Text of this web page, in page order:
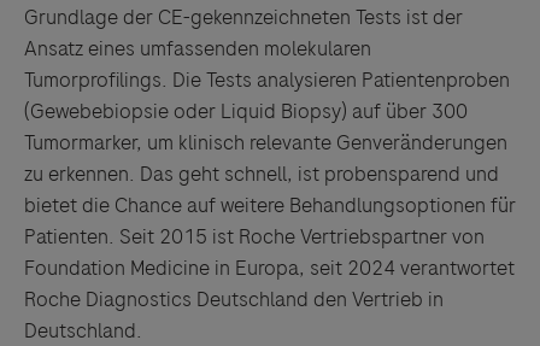
Grundlage der CE-gekennzeichneten Tests ist der
Ansatz eines umfassenden molekularen
Tumorprofilings. Die Tests analysieren Patientenproben
(Gewebebiopsie oder Liquid Biopsy) auf über 300
Tumormarker, um klinisch relevante Genveränderungen
zu erkennen. Das geht schnell, ist probensparend und
bietet die Chance auf weitere Behandlungsoptionen für
Patienten. Seit 2015 ist Roche Vertriebspartner von
Foundation Medicine in Europa, seit 2024 verantwortet
Roche Diagnostics Deutschland den Vertrieb in
Deutschland.